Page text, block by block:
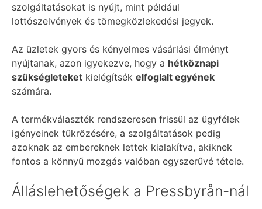
szolgáltatásokat is nyújt, mint például
lottószelvények és tömegközlekedési jegyek.
Az üzletek gyors és kényelmes vásárlási élményt
nyújtanak, azon igyekezve, hogy a hétköznapi
szükségleteket kielégítsék elfoglalt egyének
számára.
A termékválaszték rendszeresen frissül az ügyfélek
igényeinek tükrözésére, a szolgáltatások pedig
azoknak az embereknek lettek kialakítva, akiknek
fontos a könnyű mozgás valóban egyszerűvé tétele.
Álláslehetőségek a Pressbyrån-nál